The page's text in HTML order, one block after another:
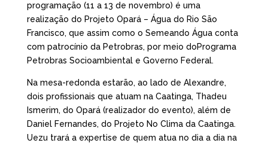
programação (11 a 13 de novembro) é uma
realização do Projeto Opará – Água do Rio São
Francisco, que assim como o Semeando Água conta
com patrocínio da Petrobras, por meio doPrograma
Petrobras Socioambiental e Governo Federal.
Na mesa-redonda estarão, ao lado de Alexandre,
dois profissionais que atuam na Caatinga, Thadeu
Ismerim, do Opará (realizador do evento), além de
Daniel Fernandes, do Projeto No Clima da Caatinga.
Uezu trará a expertise de quem atua no dia a dia na